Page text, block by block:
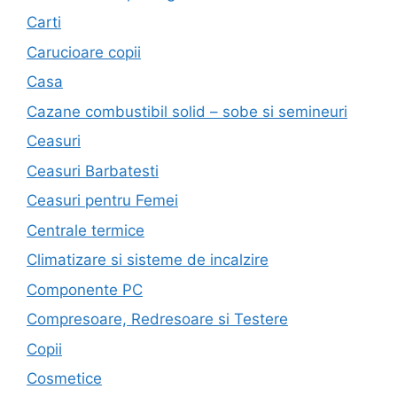
Carti
Carucioare copii
Casa
Cazane combustibil solid – sobe si semineuri
Ceasuri
Ceasuri Barbatesti
Ceasuri pentru Femei
Centrale termice
Climatizare si sisteme de incalzire
Componente PC
Compresoare, Redresoare si Testere
Copii
Cosmetice